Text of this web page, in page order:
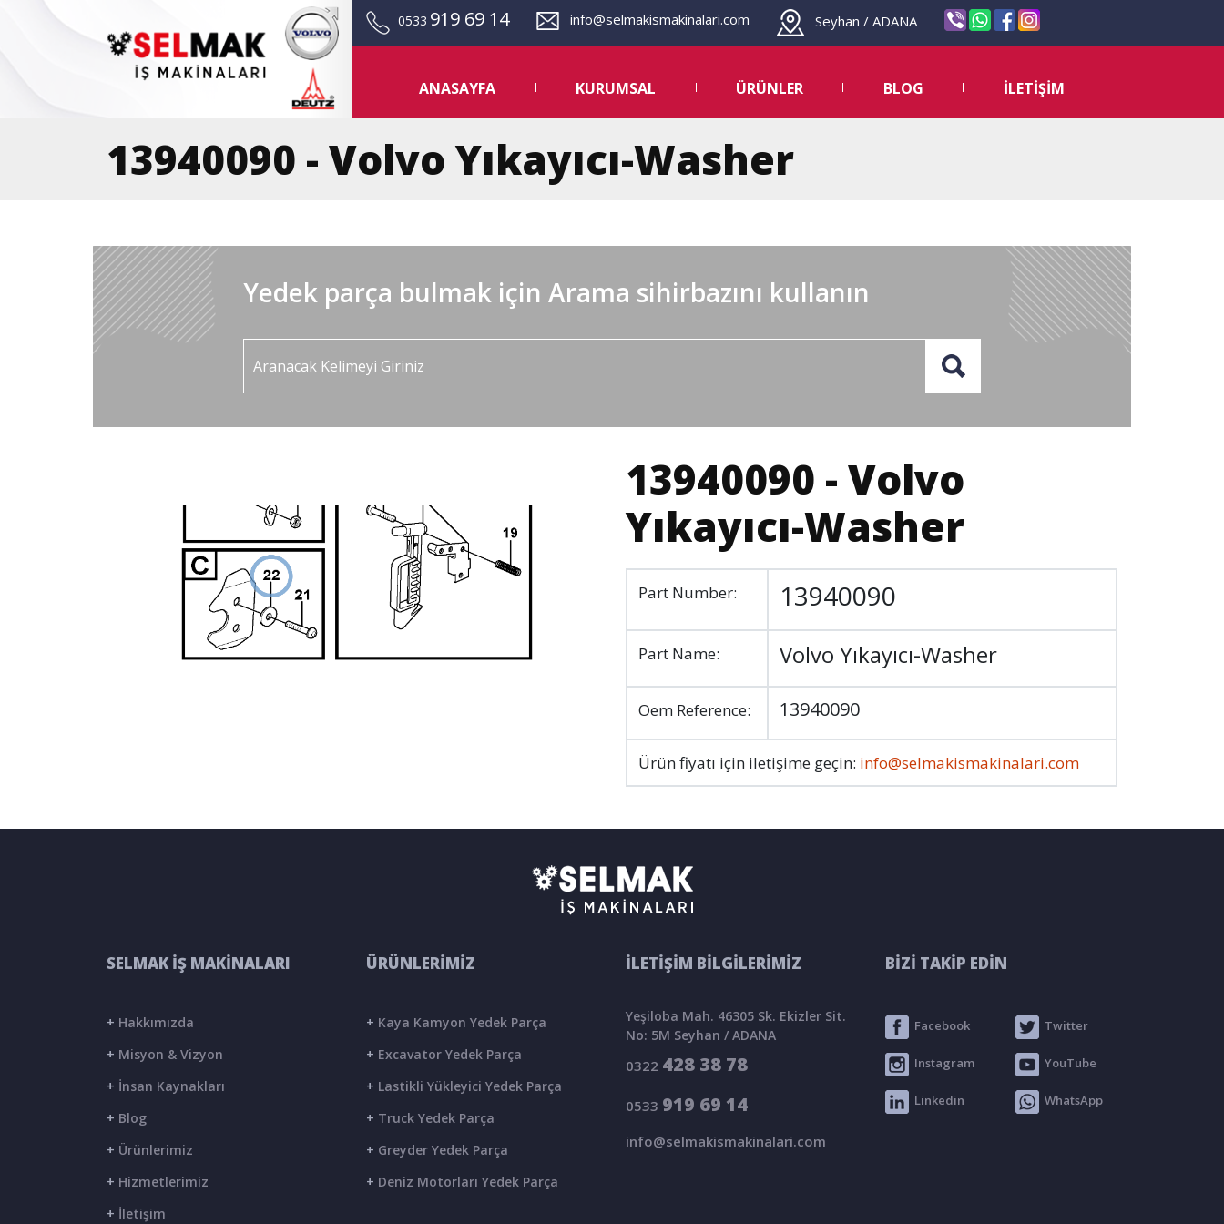
0533 919 69 14 info@selmakismakinalari.com Seyhan / ADANA
ANASAYFA KURUMSAL ÜRÜNLER BLOG İLETİŞİM
13940090 - Volvo Yıkayıcı-Washer
Yedek parça bulmak için Arama sihirbazını kullanın
13940090 - Volvo
Yıkayıcı-Washer
Part Number: 13940090
Part Name: Volvo Yıkayıcı-Washer
Oem Reference: 13940090
Ürün fiyatı için iletişime geçin: info@selmakismakinalari.com
SELMAK İŞ MAKİNALARI
+ Hakkımızda
+ Misyon & Vizyon
+ İnsan Kaynakları
+ Blog
+ Ürünlerimiz
+ Hizmetlerimiz
+ İletişim
ÜRÜNLERİMİZ
+ Kaya Kamyon Yedek Parça
+ Excavator Yedek Parça
+ Lastikli Yükleyici Yedek Parça
+ Truck Yedek Parça
+ Greyder Yedek Parça
+ Deniz Motorları Yedek Parça
İLETİŞİM BİLGİLERİMİZ
Yeşiloba Mah. 46305 Sk. Ekizler Sit.
No: 5M Seyhan / ADANA
0322 428 38 78
0533 919 69 14
info@selmakismakinalari.com
BİZİ TAKİP EDİN
Facebook Twitter
Instagram YouTube
Linkedin WhatsApp